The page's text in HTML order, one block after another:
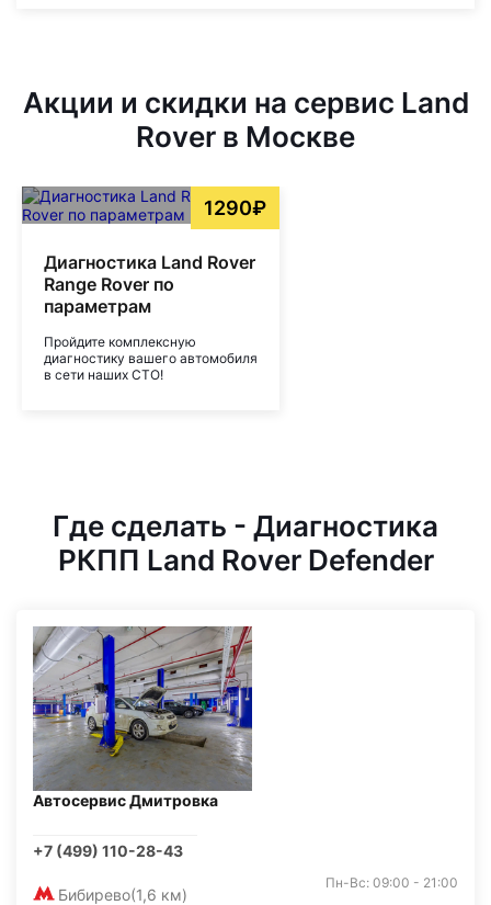
Акции и скидки на сервис Land
Rover в Москве
1290₽
Диагностика Land Rover
Range Rover по
параметрам
Пройдите комплексную
диагностику вашего автомобиля
в сети наших СТО!
Где сделать - Диагностика
РКПП Land Rover Defender
Автосервис Дмитровка
+7 (499) 110-28-43
Бибирево(1,6 км)
Пн-Вс: 09:00 - 21:00